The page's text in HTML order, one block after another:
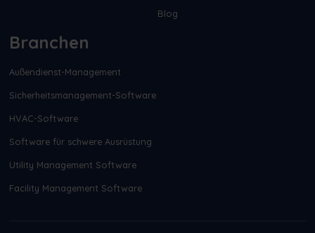
Blog
Branchen
Außendienst-Management
Sicherheitsmanagement-Software
HVAC-Software
Software für schwere Ausrüstung
Utility Management Software
Facility Management Software